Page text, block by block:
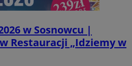
w Sosnowcu |
Restauracji „Idziemy w